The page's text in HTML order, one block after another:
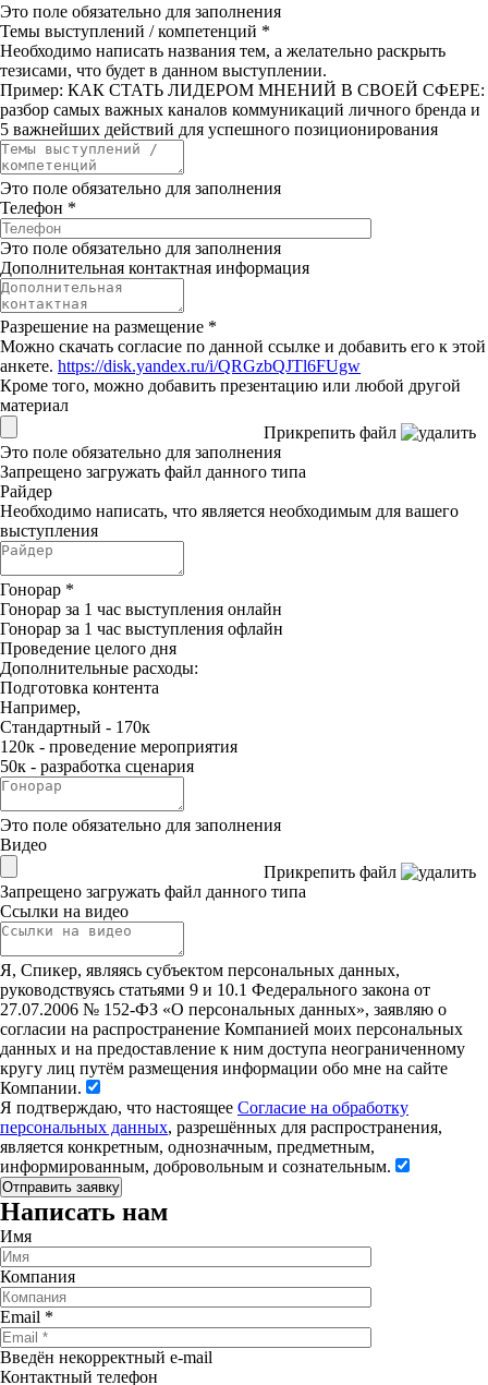
Это поле обязательно для заполнения
Темы выступлений / компетенций *
Необходимо написать названия тем, а желательно раскрыть
тезисами, что будет в данном выступлении.
Пример: КАК СТАТЬ ЛИДЕРОМ МНЕНИЙ В СВОЕЙ СФЕРЕ:
разбор самых важных каналов коммуникаций личного бренда и
5 важнейших действий для успешного позиционирования
Это поле обязательно для заполнения
Телефон *
Это поле обязательно для заполнения
Дополнительная контактная информация
Разрешение на размещение *
Можно скачать согласие по данной ссылке и добавить его к этой
анкете. https://disk.yandex.ru/i/QRGzbQJTl6FUgw
Кроме того, можно добавить презентацию или любой другой
материал
Прикрепить файл
Это поле обязательно для заполнения
Запрещено загружать файл данного типа
Райдер
Необходимо написать, что является необходимым для вашего
выступления
Гонорар *
Гонорар за 1 час выступления онлайн
Гонорар за 1 час выступления офлайн
Проведение целого дня
Дополнительные расходы:
Подготовка контента
Например,
Стандартный - 170к
120к - проведение мероприятия
50к - разработка сценария
Это поле обязательно для заполнения
Видео
Прикрепить файл
Запрещено загружать файл данного типа
Ссылки на видео
Я, Спикер, являясь субъектом персональных данных,
руководствуясь статьями 9 и 10.1 Федерального закона от
27.07.2006 № 152-ФЗ «О персональных данных», заявляю о
согласии на распространение Компанией моих персональных
данных и на предоставление к ним доступа неограниченному
кругу лиц путём размещения информации обо мне на сайте
Компании.
Я подтверждаю, что настоящее Согласие на обработку
персональных данных, разрешённых для распространения,
является конкретным, однозначным, предметным,
информированным, добровольным и сознательным.
Написать нам
Имя
Компания
Email *
Введён некорректный e-mail
Контактный телефон